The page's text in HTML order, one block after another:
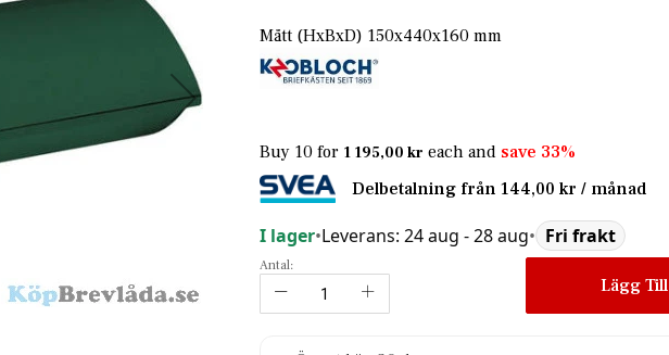
Mått (HxBxD) 150x440x160 mm
Buy 10 for 1 195,00 kr each and save 33%
Delbetalning från 144,00 kr / månad
I lager•Leverans: 24 aug - 28 aug• Fri frakt
Antal:
Lägg Till